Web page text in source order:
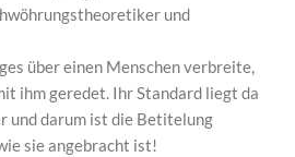
und
über einen Menschen verbreite,
ihm geredet. Ihr Standard liegt da
und darum ist die Betitelung
sie angebracht ist!